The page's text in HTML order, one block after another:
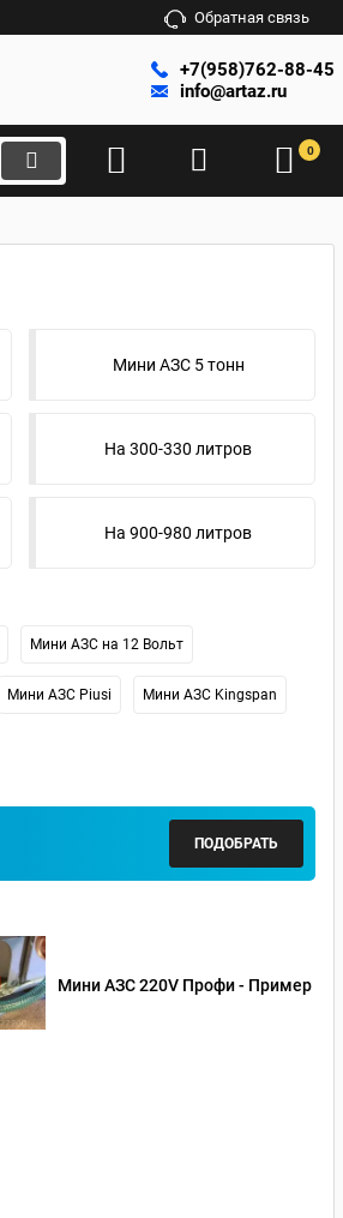
Обратная связь
+7(958)762-88-45
info@artaz.ru
0
Мини АЗС 5 тонн
На 300-330 литров
На 900-980 литров
Мини АЗС на 12 Вольт
Мини АЗС Piusi Мини АЗС Kingspan
ПОДОБРАТЬ
Мини АЗС 220V Профи - Пример